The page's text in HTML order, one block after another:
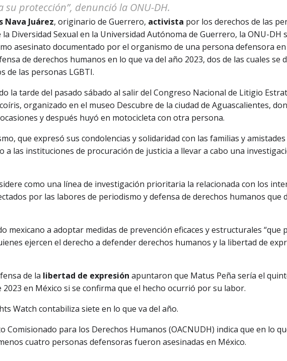
protección”, denunció la ONU-DH.
Nava Juárez, originario de Guerrero, activista por los derechos de las
Diversidad Sexual en la Universidad Autónoma de Guerrero, la ONU-DH
asesinato documentado por el organismo de una persona defensora
de derechos humanos en lo que va del año 2023, dos de las cuales se
de las personas LGBTI.
la tarde del pasado sábado al salir del Congreso Nacional de Litigio
organizado en el museo Descubre de la ciudad de Aguascalientes,
y después huyó en motocicleta con otra persona.
que expresó sus condolencias y solidaridad con las familias y
a las instituciones de procuración de justicia a llevar a cabo una
como una línea de investigación prioritaria la relacionada con los
por las labores de periodismo y defensa de derechos humanos que
mexicano a adoptar medidas de prevención eficaces y estructurales
ejercen el derecho a defender derechos humanos y la libertad de
de la libertad de expresión apuntaron que Matus Peña sería el
2023 en México si se confirma que el hecho ocurrió por su labor.
Watch contabiliza siete en lo que va del año.
Comisionado para los Derechos Humanos (OACNUDH) indica que en lo
cuatro personas defensoras fueron asesinadas en México.